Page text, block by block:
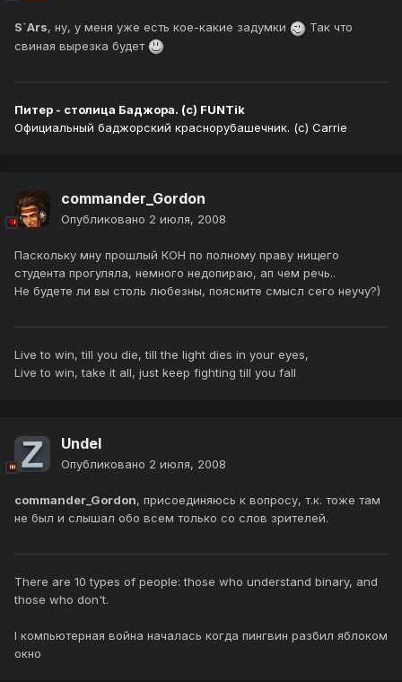
S`Ars, ну, у меня уже есть кое-какие задумки
Так что
свиная вырезка будет
Питер - столица Баджора. (с) FUNTik
Официальный баджорский краснорубашечник. (с) Carrie
commander_Gordon
Опубликовано 2 июля, 2008
Паскольку мну прошлый КОН по полному праву нищего
студента прогуляла, немного недопираю, ап чем речь..
Не будете ли вы столь любезны, поясните смысл сего неучу?)
Live to win, till you die, till the light dies in your eyes,
Live to win, take it all, just keep fighting till you fall
Undel
Опубликовано 2 июля, 2008
commander_Gordon, присоединяюсь к вопросу, т.к. тоже там
не был и слышал обо всем только со слов зрителей.
There are 10 types of people: those who understand binary, and
those who don't.
I компьютерная война началась когда пингвин разбил яблоком
окно